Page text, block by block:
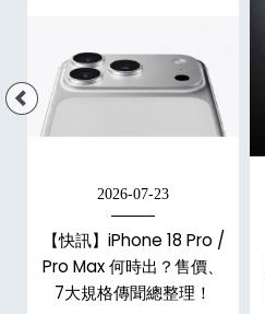
2026-07-23
【快訊】iPhone 18 Pro /
Pro Max 何時出？售價、
7大規格傳聞總整理！